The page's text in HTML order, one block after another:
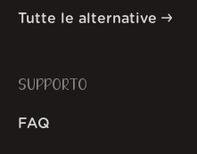
Tutte le alternative
SUPPORTO
FAQ